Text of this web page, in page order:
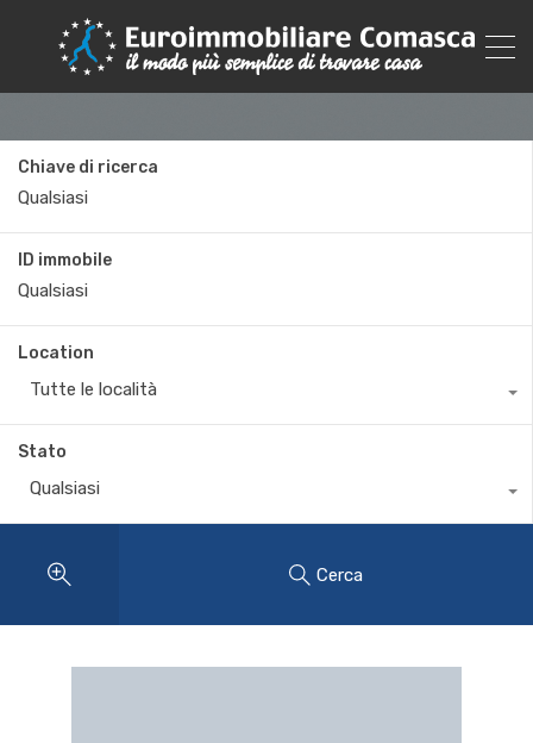
Chiave di ricerca
ID immobile
Location
Tutte le località
Stato
Qualsiasi
Cerca